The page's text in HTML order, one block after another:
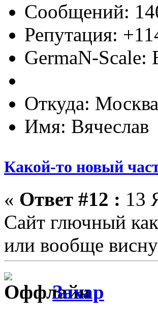
Сообщений:
Репутация:
GermaN-Scale:
Откуда: Москва
Имя: Вячеслав
Какой-то новый
« Ответ #12 : 13
Сайт глючный
или вообще
Захар